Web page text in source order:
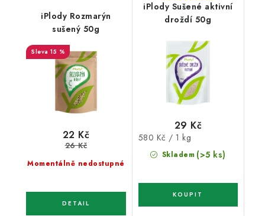
iPlody Rozmarýn
sušený 50g
15 %
Momentálně nedostupné
22 Kč
26 Kč
iPlody Sušené aktivní
droždí 50g
Skladem (>5 ks)
29 Kč
Měrná
cena:
580 Kč / 1 kg